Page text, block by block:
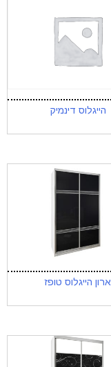
הייגלוס דינמיק
ארון הייגלוס טופז